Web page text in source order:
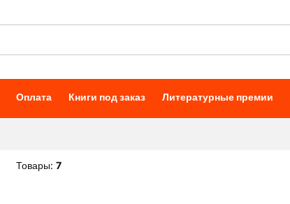
Оплата Книги под заказ Литературные премии
Товары: 7